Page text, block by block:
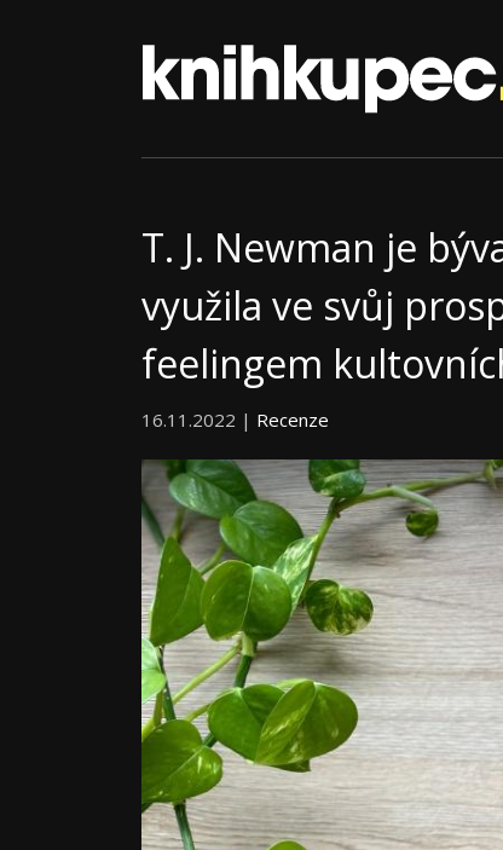
T. J. Newman je
využila ve svůj
feelingem
16.11.2022 | Recenze